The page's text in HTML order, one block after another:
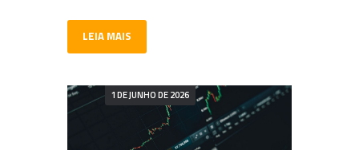
LEIA MAIS
1 DE JUNHO DE 2026